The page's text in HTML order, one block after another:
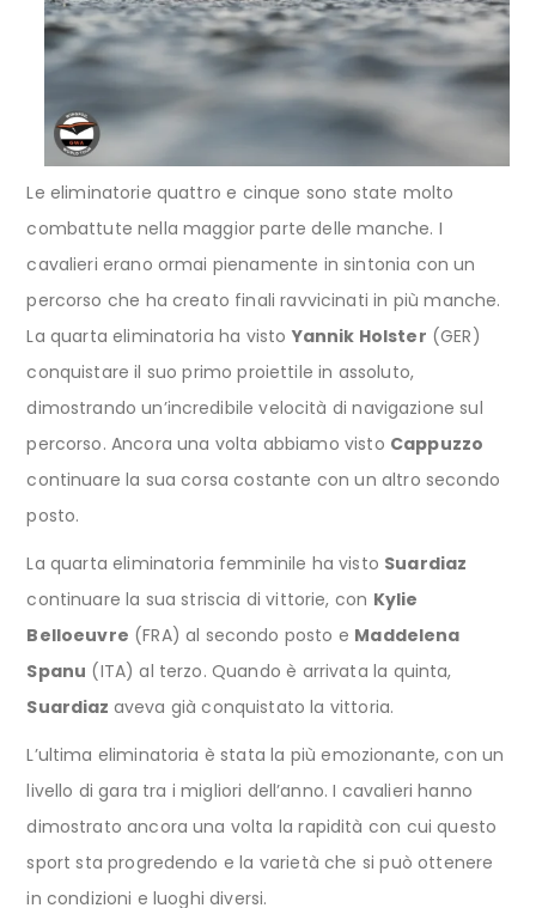
Le eliminatorie quattro e cinque sono state molto
combattute nella maggior parte delle manche. I
cavalieri erano ormai pienamente in sintonia con un
percorso che ha creato finali ravvicinati in più manche.
La quarta eliminatoria ha visto Yannik Holster (GER)
conquistare il suo primo proiettile in assoluto,
dimostrando un’incredibile velocità di navigazione sul
percorso. Ancora una volta abbiamo visto Cappuzzo
continuare la sua corsa costante con un altro secondo
posto.
La quarta eliminatoria femminile ha visto Suardiaz
continuare la sua striscia di vittorie, con Kylie
Belloeuvre (FRA) al secondo posto e Maddelena
Spanu (ITA) al terzo. Quando è arrivata la quinta,
Suardiaz aveva già conquistato la vittoria.
L’ultima eliminatoria è stata la più emozionante, con un
livello di gara tra i migliori dell’anno. I cavalieri hanno
dimostrato ancora una volta la rapidità con cui questo
sport sta progredendo e la varietà che si può ottenere
in condizioni e luoghi diversi.